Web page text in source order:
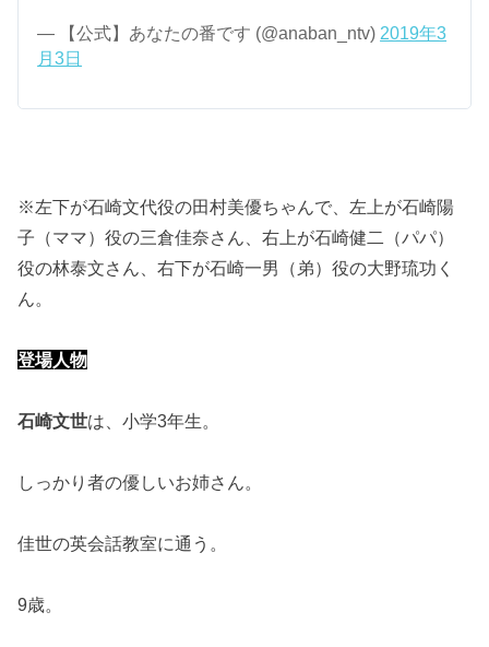
— 【公式】あなたの番です (@anaban_ntv) 2019年3
月3日
※左下が石崎文代役の田村美優ちゃんで、左上が石崎陽
子（ママ）役の三倉佳奈さん、右上が石崎健二（パパ）
役の林泰文さん、右下が石崎一男（弟）役の大野琉功く
ん。
登場人物
石崎文世は、小学3年生。
しっかり者の優しいお姉さん。
佳世の英会話教室に通う。
9歳。